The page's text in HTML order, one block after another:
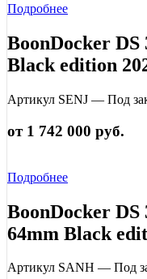
Подробнее
BoonDocker
Black edition
Артикул SENJ — Под
от 1 742 000 руб.
Подробнее
BoonDocker
64mm Black
Артикул SANH — Под